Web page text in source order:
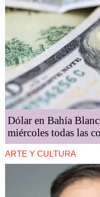
Dólar en Bahía
miércoles todas las
ARTE Y CULTURA